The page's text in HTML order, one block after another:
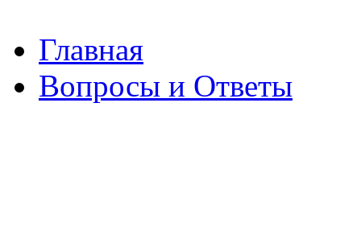
Главная
Вопросы и Ответы